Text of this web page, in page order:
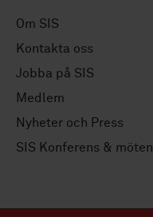
Om SIS
Kontakta oss
Jobba på SIS
Medlem
Nyheter och Press
SIS Konferens & möten